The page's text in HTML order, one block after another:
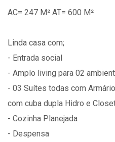
AC= 247 M² AT= 600 M²
Linda casa com;
- Entrada social
- Amplo living para 02
- 03 Suítes todas com
com cuba dupla Hidro e
- Cozinha Planejada
- Despensa